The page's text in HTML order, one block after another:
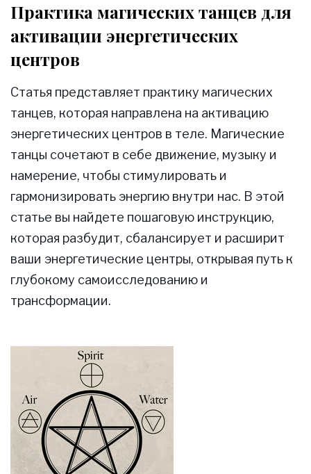
Практика магических танцев для
активации энергетических
центров
Статья представляет практику магических
танцев, которая направлена на активацию
энергетических центров в теле. Магические
танцы сочетают в себе движение, музыку и
намерение, чтобы стимулировать и
гармонизировать энергию внутри нас. В этой
статье вы найдете пошаговую инструкцию,
которая разбудит, сбалансирует и расширит
ваши энергетические центры, открывая путь к
глубокому самоисследованию и
трансформации.